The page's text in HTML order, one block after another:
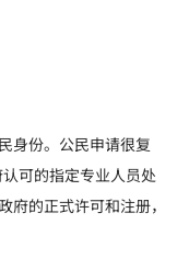
身份。公民申请很复
可的指定专业人员处
的正式许可和注册，